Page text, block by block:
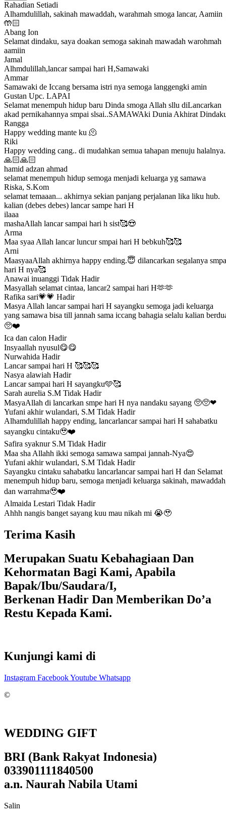
Rahadian Setiadi
Alhamdulillah, sakinah mawaddah, warahmah smoga lancar, Aamiin
🤲🏻
Abang Ion
Selamat dindaku, saya doakan semoga sakinah mawadah warohmah
aamiin
Jamal
Alhmdulillah,lancar sampai hari H,Samawaki
Ammar
Samawaki de Iccang bersama istri nya semoga langgengki amin
Gustan Upc. LAPAI
Selamat menempuh hidup baru Dinda smoga Allah sllu diLancarkan
akad pernikahannya smpai slsai..SAMAWAki Dunia Akhirat
Rangga
Happy wedding mante ku 🫠
Riki
Happy wedding cang.. di mudahkan semua tahapan menuju halalnya.
🙏🏻🙏🏻
hamid adzan ahmad
selamat menempuh hidup semoga menjadi keluarga yg samawa
Riska, S.Kom
selamat temaaan... akhirnya sekian panjang perjalanan lika liku hub.
kalian (debes debes) lancar sampe hari H
ilaaa
mashaAllah lancar sampai hari h sist🥰😍
Arma
Maa syaa Allah lancar luncur smpai hari H bebkuh🥰🥰
Arni
MaasyaaAllah akhirnya happy ending.😇 dilancarkan segalanya
hari H nya🥰
Anawai inuanggi Tidak Hadir
Masyallah selamat cintaa, lancar2 sampai hari H🫶🫶
Rafika sari💗💗 Hadir
Masya Allah lancar sampai hari H sayangku semoga jadi keluarga
yang samawa bisa till jannah sama iccang bahagia selalu kalian
🥺❤️
Ica dan calon Hadir
Insyaallah nyusul😋😋
Nurwahida Hadir
Lancar sampai hari H 🥰🥰🥰
Nasya alawiah Hadir
Lancar sampai hari H sayangku🩵🥰
Sarah aurelia S.M Tidak Hadir
MasyaAllah di lancarkan smpe hari H nya nandaku sayang 🥺🥺❤
Yufani akhir wulandari, S.M Tidak Hadir
Alhamdulillah happy ending, lancarlancar sampai hari H sahabatku
sayangku cintaku🥹❤️
Safira syaknur S.M Tidak Hadir
Maa sha Allahh ikki semoga samawa sampai jannah-Nya😍
Yufani akhir wulandari, S.M Tidak Hadir
Sayangku cintaku sahabatku lancarlancar sampai hari H dan Selamat
menempuh hidup baru, semoga menjadi keluarga sakinah,
dan warrahma🥹❤️
Almaida Lestari Tidak Hadir
Ahhh nangis banget sayang kuu mau nikah mi 😭🥹
Terima Kasih
Merupakan Suatu Kebahagiaan Dan
Kehormatan Bagi Kami, Apabila
Bapak/Ibu/Saudara/I,
Berkenan Hadir Dan Memberikan Do’a
Restu Kepada Kami.
Kunjungi kami di
Instagram FacebookYoutube Whatsapp
©
WEDDING GIFT
BRI (Bank Rakyat Indonesia)
033901111840500
a.n. Naurah Nabila Utami
Salin